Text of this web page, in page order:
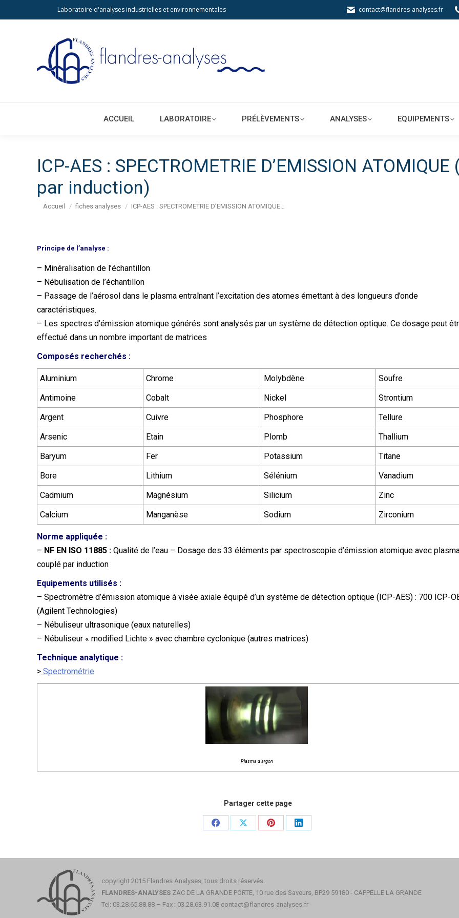
Laboratoire d'analyses industrielles et environnementales contact@flandres-analyses.fr
ACCUEIL LABORATOIRE PRÉLÈVEMENTS ANALYSES EQUIPEMENTS
ICP-AES : SPECTROMETRIE D’EMISSION
par induction)
Vous êtes ici :
Accueil fiches analyses ICP-AES : SPECTROMETRIE D’EMISSION ATOMIQUE…
Principe de l’analyse :
– Minéralisation de l’échantillon
– Nébulisation de l’échantillon
– Passage de l’aérosol dans le plasma entraînant l’excitation des atomes émettant à des longueurs d’onde
caractéristiques.
– Les spectres d’émission atomique générés sont analysés par un système de détection optique. Ce dosage peut
effectué dans un nombre important de matrices
Composés recherchés :
Aluminium Chrome Molybdène
Soufre
Antimoine
Cobalt Nickel
Strontium
Argent
Cuivre Phosphore
Tellure
Arsenic
Etain Plomb
Thallium
Baryum
Fer Potassium
Titane
Bore
Lithium Sélénium
Vanadium
Cadmium
Magnésium Silicium
Zinc
Calcium
Manganèse Sodium Zirconium
Norme appliquée :
– NF EN ISO 11885 : Qualité de l’eau – Dosage des 33 éléments par spectroscopie d’émission atomique avec
couplé par induction
Equipements utilisés :
– Spectromètre d’émission atomique à visée axiale équipé d’un système de détection optique (ICP-AES) : 700 ICP-
(Agilent Technologies)
– Nébuliseur ultrasonique (eaux naturelles)
– Nébuliseur « modified Lichte » avec chambre cyclonique (autres matrices)
Technique analytique :
> Spectrométrie
Plasma d’argon
Partager cette page
Partager
Facebook
Partager
X
Partager
Pinterest
Partager
LinkedIn
copyright 2015 Flandres Analyses, tous droits réservés.
FLANDRES-ANALYSES ZAC DE LA GRANDE PORTE, 10 rue des Saveurs, BP29 59180 - CAPPELLE LA GRANDE
Tel: 03.28.65.88.88 – Fax : 03.28.63.91.08 contact@flandres-analyses.fr